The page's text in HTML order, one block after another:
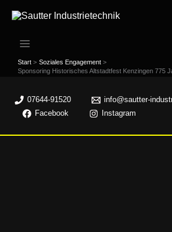
Zum
springen
Start
Soziales Engagement
Sponsoring Historisches Altstadtfest Kenzingen 775
07644-91520
info@sautter-
Facebook
Instagram